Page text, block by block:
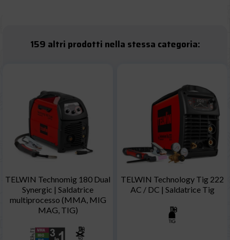
159 altri prodotti nella stessa categoria:
TELWIN Technomig 180 Dual
Synergic | Saldatrice
multiprocesso (MMA, MIG
MAG, TIG)
TELWIN Technology Tig 222
AC / DC | Saldatrice Tig